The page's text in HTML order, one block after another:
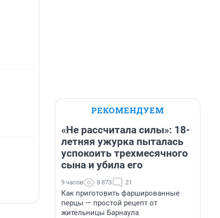
РЕКОМЕНДУЕМ
«Не рассчитала силы»: 18-
летняя ужурка пыталась
успокоить трехмесячного
сына и убила его
9 часов 8 873 21
Как приготовить фаршированные
перцы — простой рецепт от
жительницы Барнаула